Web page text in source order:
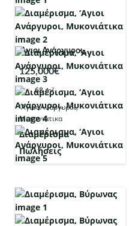
'Αγιοι Ανάργυροι,
Μυκονιάτικα
125,000€
68m²
'Αγιοι Ανάργυροι,
Μυκονιάτικα
Διαμέρισμα
Πωλήσεις